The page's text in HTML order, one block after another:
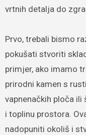
vrtnih detalja do
Prvo, trebali bismo
pokušati stvoriti
primjer, ako imamo
prirodni kamen s
vapnenačkih ploča
i toplinu prostora.
nadopuniti okoliš i